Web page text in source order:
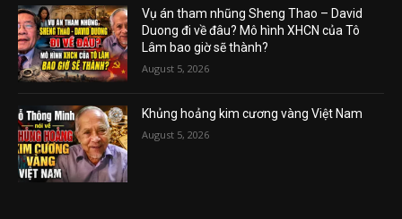
Vụ án tham nhũng Sheng Thao – David
Duong đi về đâu? Mô hình XHCN của Tô
Lâm bao giờ sẽ thành?
August 5, 2026
Khủng hoảng kim cương vàng Việt Nam
August 5, 2026